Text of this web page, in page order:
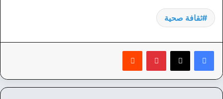
ثقافة صحية
بينتيريست